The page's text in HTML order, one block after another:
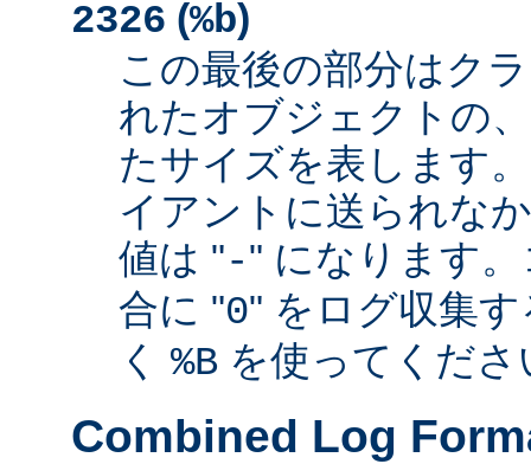
2326 (%b)
この最後の部分はク
れたオブジェクトの
たサイズを表します
イアントに送られな
値は "-" になります
合に "0" をログ収集
く %B を使ってくださ
Combined Log